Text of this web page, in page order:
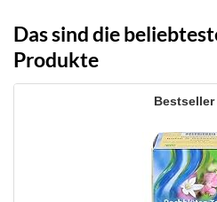
Das sind die
Produkte